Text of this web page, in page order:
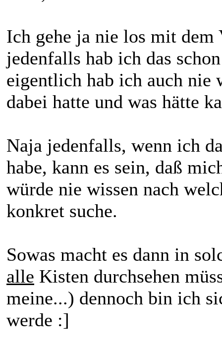
Ich gehe ja nie los mit
jedenfalls hab ich das
eigentlich hab ich auch nie
dabei hatte und was hätte
Naja jedenfalls, wenn ich
habe, kann es sein, daß
würde nie wissen nach
konkret suche.
Sowas macht es dann in
alle Kisten durchsehen
meine...) dennoch bin ich
werde :]